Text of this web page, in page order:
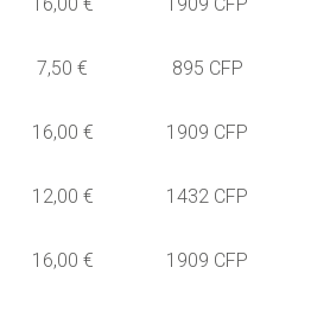
7,50 € 895 CFP
16,00 € 1909 CFP
12,00 € 1432 CFP
16,00 € 1909 CFP